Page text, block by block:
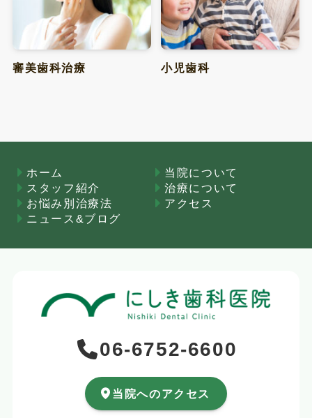
審美歯科治療 小児歯科
ホーム
当院について
スタッフ紹介
治療について
お悩み別治療法
アクセス
ニュース&ブログ
06-6752-6600
当院へのアクセス